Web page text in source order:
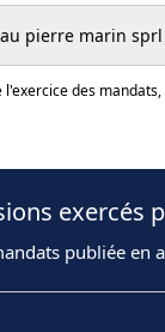
pierre marin sprl
des
exercés
publiée en